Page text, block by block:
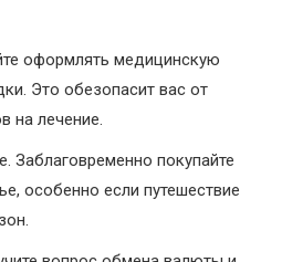
оформлять медицинскую
Это обезопасит вас от
на лечение.
Заблаговременно покупайте
особенно если путешествие